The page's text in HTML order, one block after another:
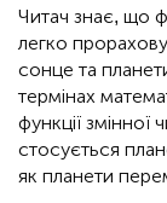
Читач знає, що
легко
сонце та
термінах
функції
стосується
як планети